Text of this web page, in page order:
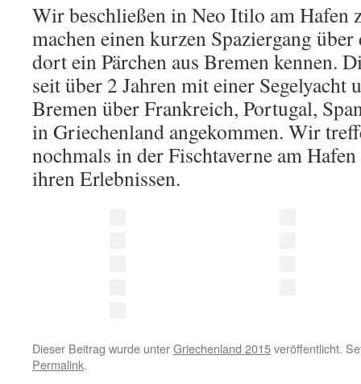
Wir beschließen in Neo Itilo am Hafen
machen einen kurzen Spaziergang
dort ein Pärchen aus Bremen kennen.
seit über 2 Jahren mit einer Segelyacht
Bremen über Frankreich, Portugal,
in Griechenland angekommen. Wir
nochmals in der Fischtaverne am
ihren Erlebnissen.
Dieser Beitrag wurde unterGriechenland 2015veröffentlicht.
Permalink.